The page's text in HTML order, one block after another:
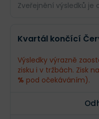
Zveřejnění výsledků je
Příjmy
Kvartál končící
Výsledky výrazně
zisku i v tržbách. Zisk
% pod očekáváním).